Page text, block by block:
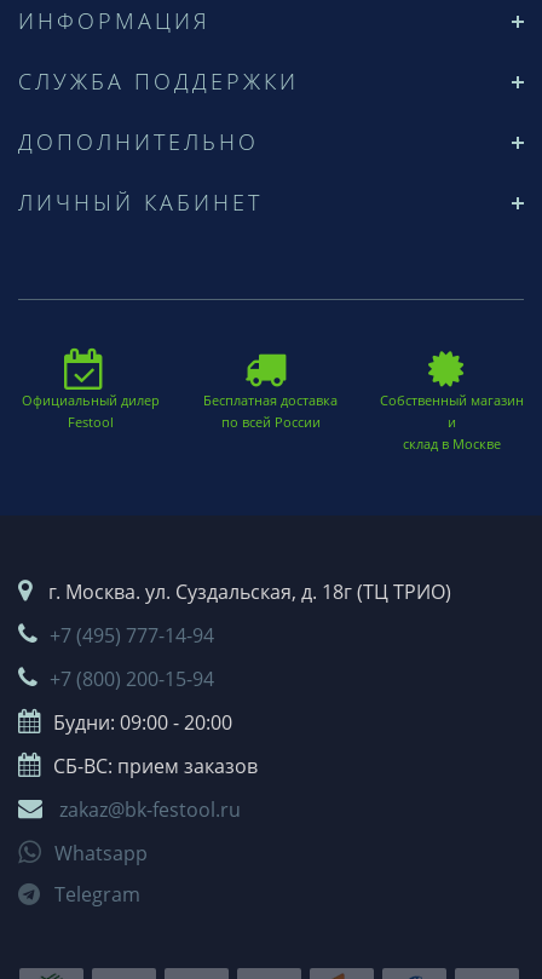
ИНФОРМАЦИЯ
СЛУЖБА ПОДДЕРЖКИ
ДОПОЛНИТЕЛЬНО
ЛИЧНЫЙ КАБИНЕТ
Официальный дилер
Festool
Бесплатная доставка
по всей России
Собственный магазин
и
склад в Москве
г. Москва. ул. Суздальская, д. 18г (ТЦ ТРИО)
+7 (495) 777-14-94
+7 (800) 200-15-94
Будни: 09:00 - 20:00
СБ-ВС: прием заказов
zakaz@bk-festool.ru
Whatsapp
Telegram